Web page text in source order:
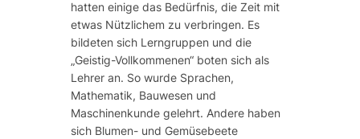
hatten einige das Bedürfnis, die Zeit mit
etwas Nützlichem zu verbringen. Es
bildeten sich Lerngruppen und die
„Geistig-Vollkommenen“ boten sich als
Lehrer an. So wurde Sprachen,
Mathematik, Bauwesen und
Maschinenkunde gelehrt. Andere haben
sich Blumen- und Gemüsebeete